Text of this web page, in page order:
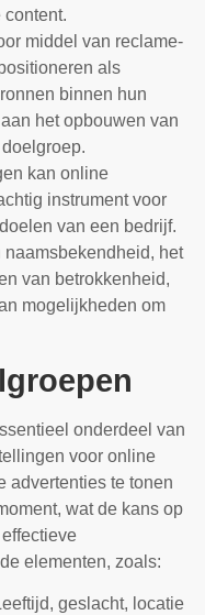
middel van reclame-
als
binnen hun
het opbouwen van
kan online
instrument voor
van een bedrijf.
naamsbekendheid, het
van betrokkenheid,
mogelijkheden om
onderdeel van
voor online
advertenties te tonen
wat de kans op
elementen, zoals:
geslacht, locatie